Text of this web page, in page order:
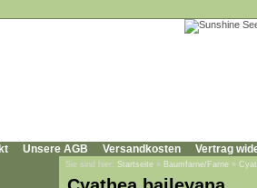
Unsere AGB Versandkosten Vertrag
Sie sind hier: Startseite » Baumfarne/Farne »